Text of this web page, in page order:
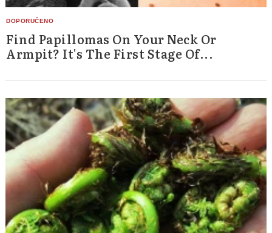
Find Papillomas On Your Neck Or
Armpit? It's The First Stage Of...